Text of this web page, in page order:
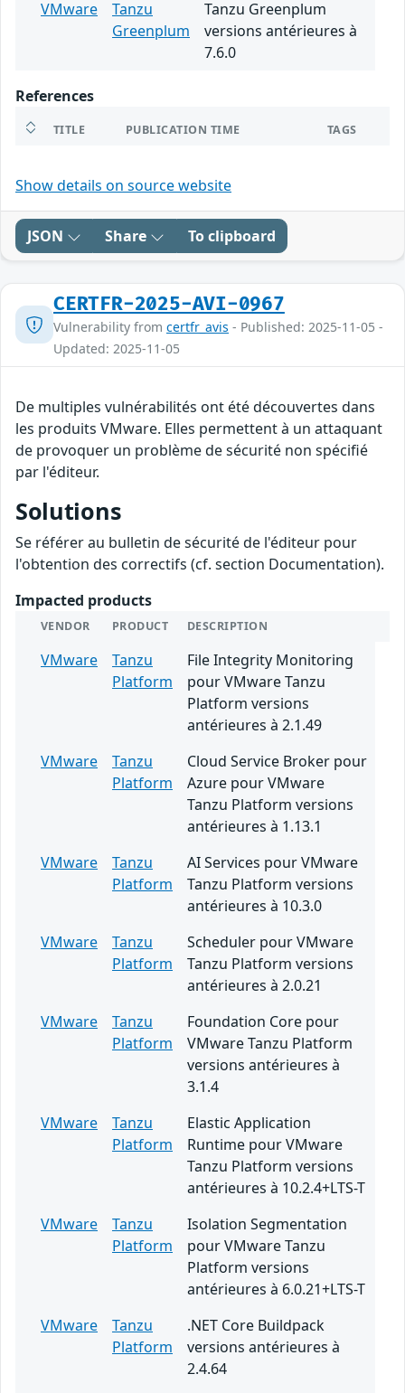
VMware
Tanzu
Greenplum
Tanzu Greenplum
versions antérieures à
7.6.0
References
TITLE PUBLICATION TIME TAGS
Show details on source website
JSON Share To clipboard
CERTFR-2025-AVI-0967
Vulnerability from certfr_avis - Published: 2025-11-05 -
Updated: 2025-11-05
De multiples vulnérabilités ont été découvertes dans
les produits VMware. Elles permettent à un attaquant
de provoquer un problème de sécurité non spécifié
par l'éditeur.
Solutions
Se référer au bulletin de sécurité de l'éditeur pour
l'obtention des correctifs (cf. section Documentation).
Impacted products
VENDOR PRODUCT DESCRIPTION
VMware
Tanzu
Platform
File Integrity Monitoring
pour VMware Tanzu
Platform versions
antérieures à 2.1.49
VMware
Tanzu
Platform
Cloud Service Broker pour
Azure pour VMware
Tanzu Platform versions
antérieures à 1.13.1
VMware
Tanzu
Platform
AI Services pour VMware
Tanzu Platform versions
antérieures à 10.3.0
VMware
Tanzu
Platform
Scheduler pour VMware
Tanzu Platform versions
antérieures à 2.0.21
VMware
Tanzu
Platform
Foundation Core pour
VMware Tanzu Platform
versions antérieures à
3.1.4
VMware
Tanzu
Platform
Elastic Application
Runtime pour VMware
Tanzu Platform versions
antérieures à 10.2.4+LTS-T
VMware
Tanzu
Platform
Isolation Segmentation
pour VMware Tanzu
Platform versions
antérieures à 6.0.21+LTS-T
VMware
Tanzu
Platform
.NET Core Buildpack
versions antérieures à
2.4.64